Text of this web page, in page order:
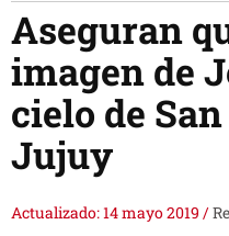
Aseguran
imagen de
cielo de
Jujuy
Actualizado: 14 mayo 2019 /